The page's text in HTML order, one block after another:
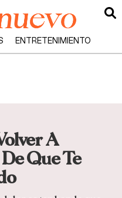
ENTRETENIMIENTO
A
Que Te